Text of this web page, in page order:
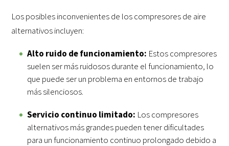
Los posibles inconvenientes de los compresores de aire
alternativos incluyen:
Alto ruido de funcionamiento: Estos compresores
suelen ser más ruidosos durante el funcionamiento, lo
que puede ser un problema en entornos de trabajo
más silenciosos.
Servicio continuo limitado: Los compresores
alternativos más grandes pueden tener dificultades
para un funcionamiento continuo prolongado debido a